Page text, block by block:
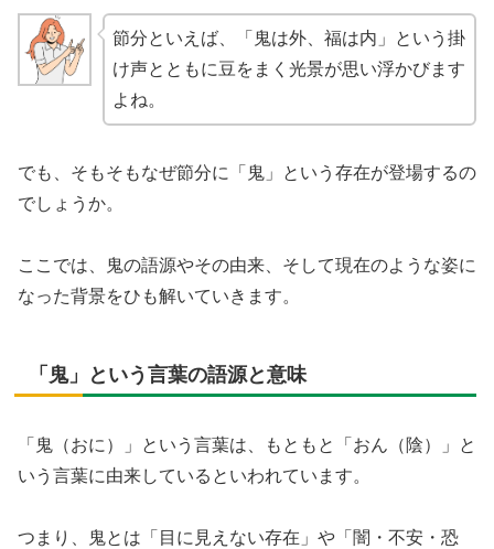
節分といえば、「鬼は外、福は内」という掛
け声とともに豆をまく光景が思い浮かびます
よね。
でも、そもそもなぜ節分に「鬼」という存在が登場するの
でしょうか。
ここでは、鬼の語源やその由来、そして現在のような姿に
なった背景をひも解いていきます。
「鬼」という言葉の語源と意味
「鬼（おに）」という言葉は、もともと「おん（陰）」と
いう言葉に由来しているといわれています。
つまり、鬼とは「目に見えない存在」や「闇・不安・恐